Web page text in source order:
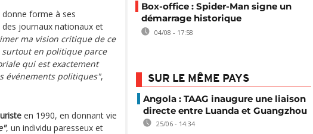
donne forme à ses
journaux nationaux et
ma vision critique de ce
surtout en politique parce
qui est exactement
événements politiques",
en 1990, en donnant vie
, un individu paresseux et
Box-office : Spider-Man signe un
démarrage historique
04/08 - 17:58
SUR LE MÊME PAYS
Angola : TAAG inaugure une liaison
directe entre Luanda et Guangzhou
25/06 - 14:34